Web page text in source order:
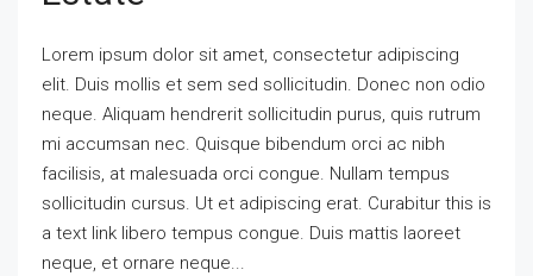
Lorem ipsum dolor sit amet, consectetur adipiscing
elit. Duis mollis et sem sed sollicitudin. Donec non odio
neque. Aliquam hendrerit sollicitudin purus, quis rutrum
mi accumsan nec. Quisque bibendum orci ac nibh
facilisis, at malesuada orci congue. Nullam tempus
sollicitudin cursus. Ut et adipiscing erat. Curabitur this is
a text link libero tempus congue. Duis mattis laoreet
neque, et ornare neque...